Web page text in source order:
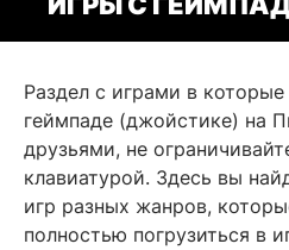
Раздел с играми в
геймпаде (джойстике) на
друзьями, не
клавиатурой. Здесь вы
игр разных жанров,
полностью погрузиться в